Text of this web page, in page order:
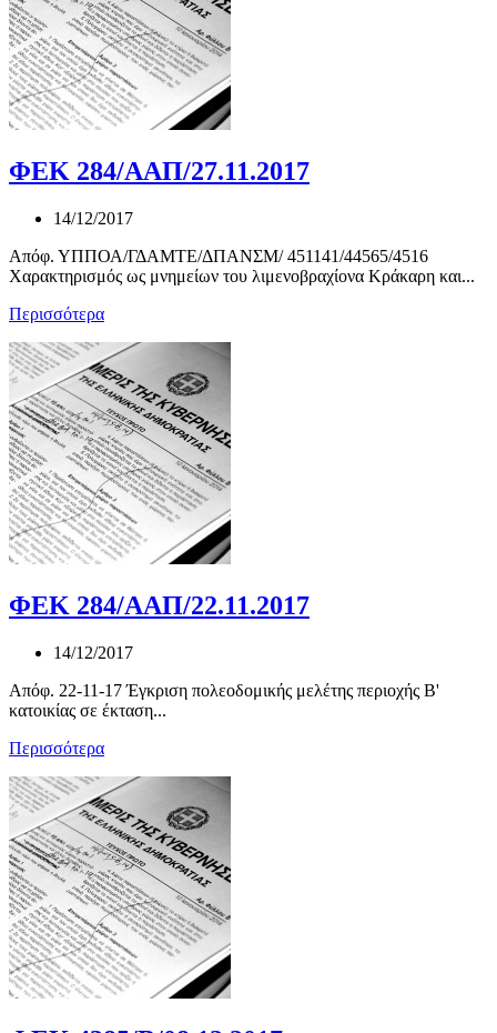
ΦΕΚ 284/ΑΑΠ/27.11.2017
14/12/2017
Απόφ. ΥΠΠΟΑ/ΓΔΑΜΤΕ/ΔΠΑΝΣΜ/ 451141/44565/4516
Χαρακτηρισμός ως μνημείων του λιμενοβραχίονα Κράκαρη και...
Περισσότερα
ΦΕΚ 284/ΑΑΠ/22.11.2017
14/12/2017
Απόφ. 22-11-17 Έγκριση πολεοδομικής μελέτης περιοχής Β'
κατοικίας σε έκταση...
Περισσότερα